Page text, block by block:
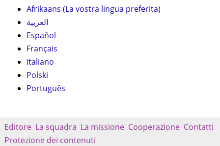
Afrikaans (La vostra lingua preferita)
العربية
Español
Français
Italiano
Polski
Português
Editore La squadra La missione Cooperazione Contatti
Protezione dei contenuti